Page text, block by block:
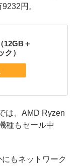
円。
12GB＋
）
は、AMD Ryzen
種もセール中
もネットワーク